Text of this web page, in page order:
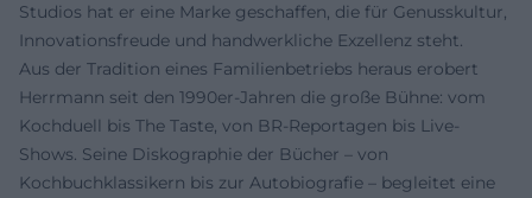
Studios hat er eine Marke geschaffen, die für Genusskultur,
Innovationsfreude und handwerkliche Exzellenz steht.
Aus der Tradition eines Familienbetriebs heraus erobert
Herrmann seit den 1990er-Jahren die große Bühne: vom
Kochduell bis The Taste, von BR-Reportagen bis Live-
Shows. Seine Diskographie der Bücher – von
Kochbuchklassikern bis zur Autobiografie – begleitet eine